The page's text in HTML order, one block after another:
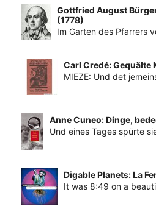
Gottfried August
(1778)
Im Garten des Pfarrers
Carl Credé: Gequälte
MIEZE: Und det
Anne Cuneo: Dinge,
Und eines Tages spürte
Digable Planets: La
It was 8:49 on a